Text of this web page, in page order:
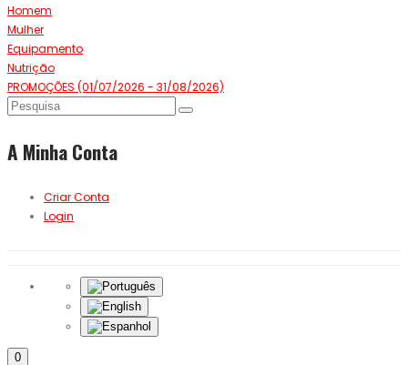
Homem
Mulher
Equipamento
Nutrição
PROMOÇÕES (01/07/2026 - 31/08/2026)
A Minha Conta
Criar Conta
Login
0